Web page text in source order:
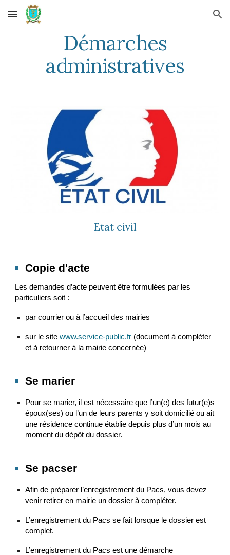
Skip to main content Skip to navigation
Démarches
administratives
Etat civil
Copie d'acte
Les demandes d’acte peuvent être formulées par les
particuliers soit :
par courrier ou à l’accueil des mairies
sur le site www.service-public.fr (document à compléter
et à retourner à la mairie concernée)
Se marier
Pour se marier, il est nécessaire que l’un(e) des futur(e)s
époux(ses) ou l’un de leurs parents y soit domicilié ou ait
une résidence continue établie depuis plus d’un mois au
moment du dépôt du dossier.
Se pacser
Afin de préparer l’enregistrement du Pacs, vous devez
venir retirer en mairie un dossier à compléter.
L’enregistrement du Pacs se fait lorsque le dossier est
complet.
L’enregistrement du Pacs est une démarche